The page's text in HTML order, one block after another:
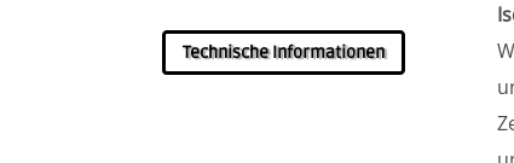
Technische Informationen